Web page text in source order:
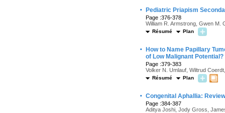
· Pediatric Priapism
Page :376-378
William R. Armstrong, Gwen M.
Résumé Plan
·
How to Name Papillary
of Low Malignant Potential?
Page :379-383
Volker N. Umlauf, Wiltrud
Résumé Plan
· Congenital Aphallia:
Page :384-387
Aditya Joshi, Jody Gross,